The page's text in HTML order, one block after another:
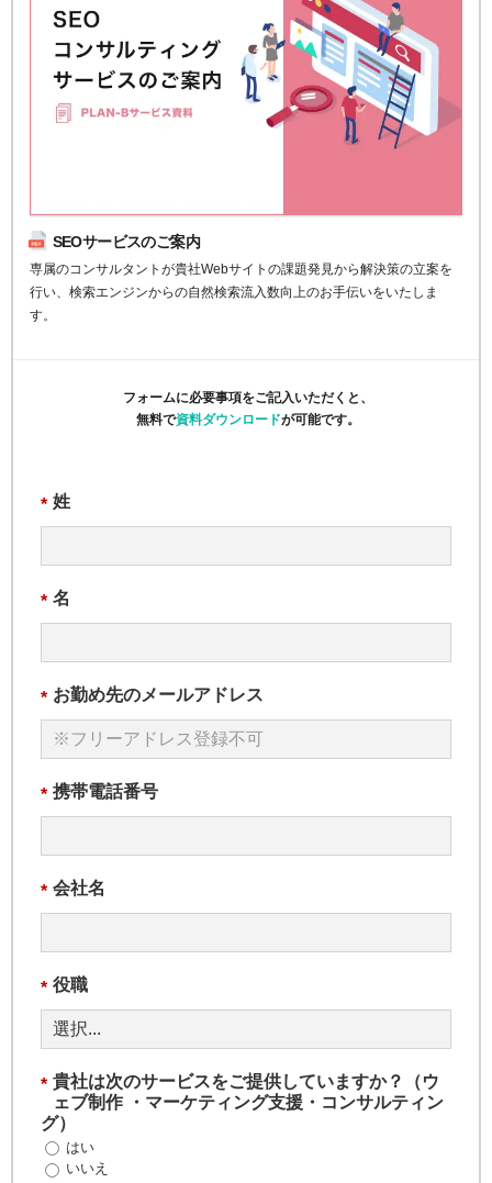
SEOサービスのご案内
専属のコンサルタントが貴社Webサイトの課題発見から解決策の立案を
行い、検索エンジンからの自然検索流入数向上のお手伝いをいたしま
す。
フォームに必要事項をご記入いただくと、
無料で資料ダウンロードが可能です。
* 姓
* 名
* お勤め先のメールアドレス
* 携帯電話番号
* 会社名
* 役職
* 貴社は次のサービスをご提供していますか？（ウ
ェブ制作 ・マーケティング支援・コンサルティン
グ）
はい
いいえ